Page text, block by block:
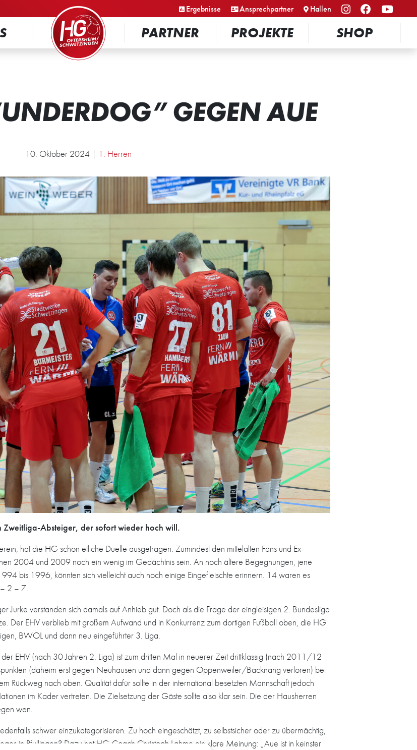
Ergebnisse Ansprechpartner Hallen
PARTNER
PROJEKTE SHOP
GEGEN AUE
10. Oktober 2024 | 1. Herren
Absteiger, der sofort wieder hoch will.
hat die HG schon etliche Duelle ausgetragen. Zumindest den mittelalten Fans und Ex-
2004 und 2009 noch ein wenig im Gedächtnis sein. An noch ältere Begegnungen, jene
bis 1996, könnten sich vielleicht auch noch einige Eingefleischte erinnern. 14 waren es
– 2 – 7.
Jurke verstanden sich damals auf Anhieb gut. Doch als die Frage der eingleisigen 2. Bundesliga
Der EHV verblieb mit großem Aufwand und in Konkurrenz zum dortigen Fußball oben, die HG
BWOL und dann neu eingeführter 3. Liga.
EHV (nach 30 Jahren 2. Liga) ist zum dritten Mal in neuerer Zeit drittklassig (nach 2011/12
(daheim erst gegen Neuhausen und dann gegen Oppenweiler/Backnang verloren) bei
Rückweg nach oben. Qualität dafür sollte in der international besetzten Mannschaft jedoch
im Kader vertreten. Die Zielsetzung der Gäste sollte also klar sein. Die der Hausherren
wen.
schwer einzukategorisieren. Zu hoch eingeschätzt, zu selbstsicher oder zu übermächtig,
in Pfullingen? Dazu hat HG-Coach Christoph Lahme ein klare Meinung: „Aue ist in keinster